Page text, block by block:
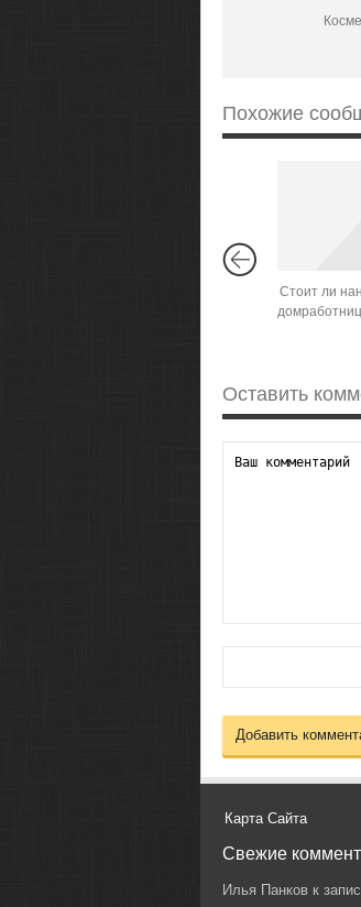
Похожие
Стоит ли
Оставить
Карта Сайта
Свежие
Илья Панков к